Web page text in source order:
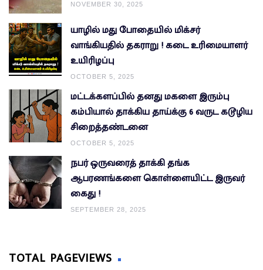
NOVEMBER 30, 2025
யாழில் மது போதையில் மிக்சர்
வாங்கியதில் தகராறு ! கடை உரிமையாளர்
உயிரிழப்பு
OCTOBER 5, 2025
மட்டக்களப்பில் தனது மகளை இரும்பு
கம்பியால் தாக்கிய தாய்க்கு 6 வருட கடூழிய
சிறைத்தண்டனை
OCTOBER 5, 2025
நபர் ஒருவரைத் தாக்கி தங்க
ஆபரணங்களை கொள்ளையிட்ட இருவர்
கைது !
SEPTEMBER 28, 2025
TOTAL PAGEVIEWS